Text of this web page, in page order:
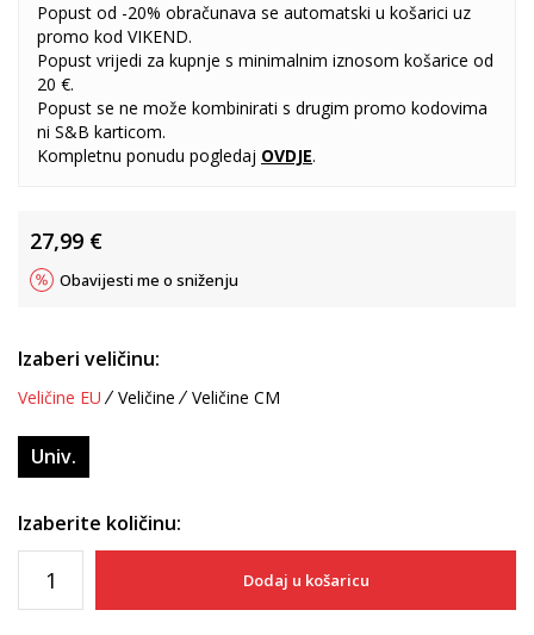
Popust od -20% obračunava se automatski u košarici uz
promo kod VIKEND.
Popust vrijedi za kupnje s minimalnim iznosom košarice od
20 €.
Popust se ne može kombinirati s drugim promo kodovima
ni S&B karticom.
Kompletnu ponudu pogledaj OVDJE.
27,99 €
Obavijesti me o sniženju
Izaberi veličinu:
Veličine EU Veličine Veličine CM
Univ.
Izaberite količinu:
Dodaj u košaricu